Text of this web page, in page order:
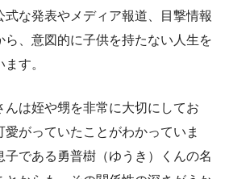
な発表やメディア報道、目撃情報
ら、意図的に子供を持たない人生を
す。
んは姪や甥を非常に大切にしてお
愛がっていたことがわかっていま
である勇普樹（ゆうき）くんの名